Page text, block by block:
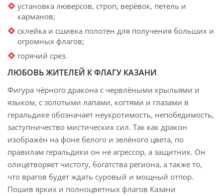
установка люверсов, строп, верёвок, петель и
карманов;
склейка и сшивка полотен для получения больших и
огромных флагов;
горячий срез.
ЛЮБОВЬ ЖИТЕЛЕЙ К ФЛАГУ КАЗАНИ
Фигура чёрного дракона с червлёными крыльями и
языком, с золотыми лапами, когтями и глазами в
геральдике обозначает неукротимость, непобедимость,
заступничество мистических сил. Так как дракон
изображён на фоне белого и зелёного цвета, по
правилам геральдики он не агрессор, а защитник. Он
олицетворяет чистоту, богатства региона, а также то,
что врагов будет ждать суровый и мощный отпор.
Пошив ярких и полноцветных флагов Казани